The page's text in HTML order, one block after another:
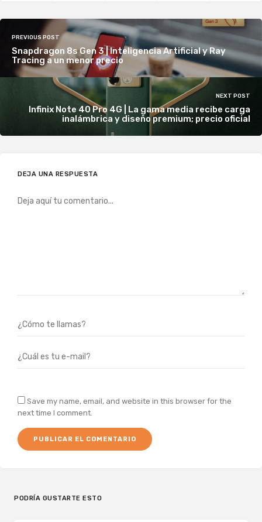
PREVIOUS POST
Snapdragon 8s Gen 3 | Inteligencia Artificial y Ray
Tracing a un menor precio
NEXT POST
Infinix Note 40 Pro 4G | La gama media recibe carga
inalámbrica y diseño premium; precio oficial
DEJA UNA RESPUESTA
Save my name, email, and website in this browser for the
next time I comment.
PODRÍA GUSTARTE ESTO